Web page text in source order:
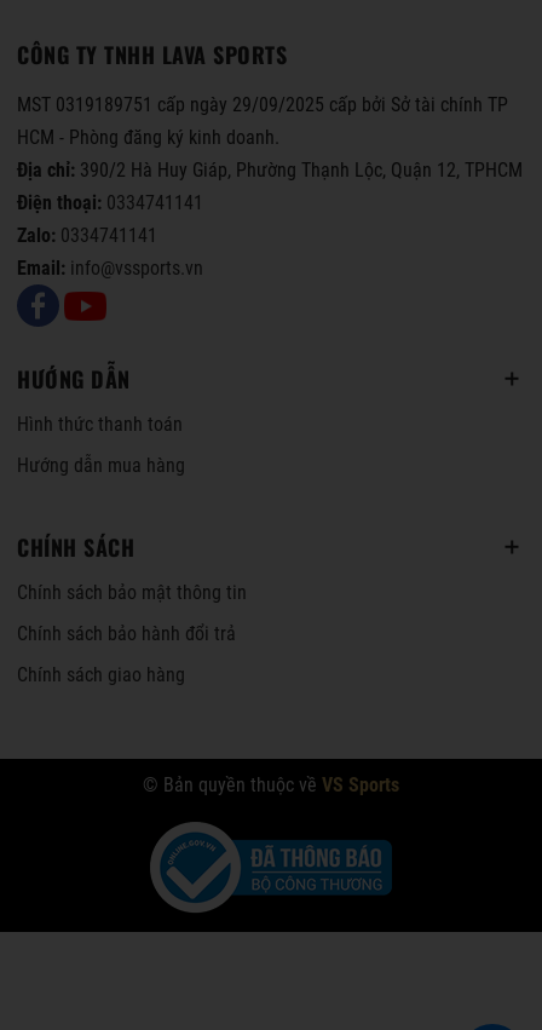
CÔNG TY TNHH LAVA SPORTS
MST 0319189751 cấp ngày 29/09/2025 cấp bởi Sở tài chính TP
HCM - Phòng đăng ký kinh doanh.
Địa chỉ: 390/2 Hà Huy Giáp, Phường Thạnh Lộc, Quận 12, TPHCM
Điện thoại: 0334741141
Zalo: 0334741141
Email: info@vssports.vn
HƯỚNG DẪN
Hình thức thanh toán
Hướng dẫn mua hàng
CHÍNH SÁCH
Chính sách bảo mật thông tin
Chính sách bảo hành đổi trả
Chính sách giao hàng
© Bản quyền thuộc về VS Sports